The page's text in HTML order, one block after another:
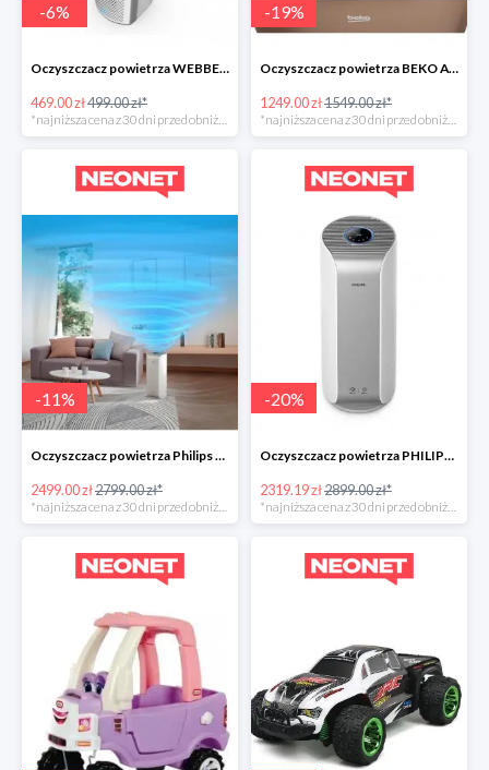
-6%
Oczyszczacz powietrza WEBBER AP8600 -30zł
469.00 zł499.00 zł*
*najniższa cena z 30 dni przed obniżką
-19%
Oczyszczacz powietrza BEKO ATP8100 -300zł
1249.00 zł1549.00 zł*
*najniższa cena z 30 dni przed obniżką
-11%
Oczyszczacz powietrza Philips Dual Scan -300zł
2499.00 zł2799.00 zł*
-20%
Oczyszczacz powietrza PHILIPS AC3854/50 w super cenie
2319.19 zł2899.00 zł*